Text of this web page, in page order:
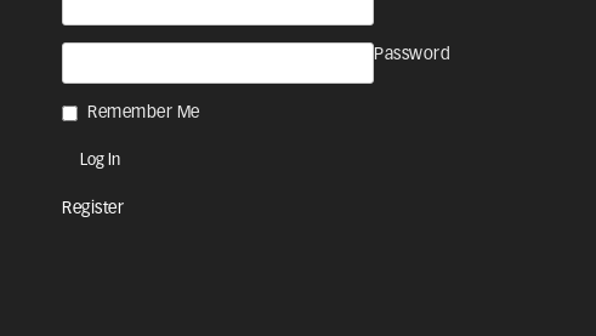
Password
Remember Me
Register